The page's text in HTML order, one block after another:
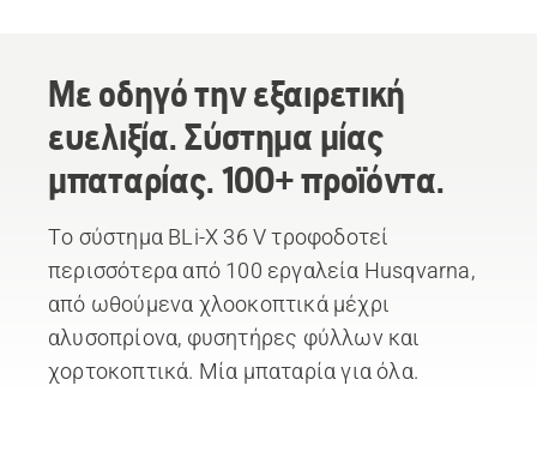
Με οδηγό την εξαιρετική
ευελιξία. Σύστημα μίας
μπαταρίας. 100+ προϊόντα.
Το σύστημα BLi-X 36 V τροφοδοτεί
περισσότερα από 100 εργαλεία Husqvarna,
από ωθούμενα χλοοκοπτικά μέχρι
αλυσοπρίονα, φυσητήρες φύλλων και
χορτοκοπτικά. Μία μπαταρία για όλα.